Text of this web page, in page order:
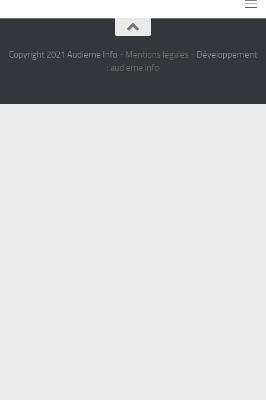
Copyright 2021 Audierne Info - Mentions légales - Développement
: audierne.info